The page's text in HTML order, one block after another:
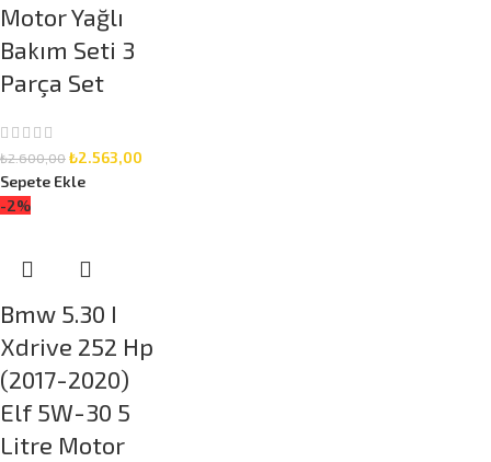
Motor Yağlı
Bakım Seti 3
Parça Set
₺2.600,00₺2.563,00
Sepete Ekle
-2%
Bmw 5.30 I
Xdrive 252 Hp
(2017-2020)
Elf 5W-30 5
Litre Motor